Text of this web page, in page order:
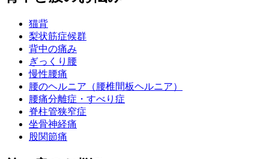
猫背
梨状筋症候群
背中の痛み
ぎっくり腰
慢性腰痛
腰のヘルニア（腰椎間板ヘルニア）
腰痛分離症・すべり症
脊柱管狭窄症
坐骨神経痛
股関節痛